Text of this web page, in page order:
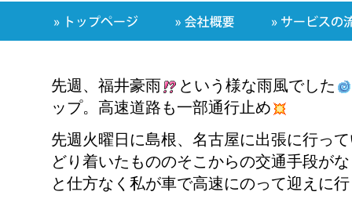
先週、福井豪雨
という様な雨風でした
ップ。高速道路も一部通行止め
先週火曜日に島根、名古屋に出張に行っ
どり着いたもののそこからの交通手段が
と仕方なく私が車で高速にのって迎えに